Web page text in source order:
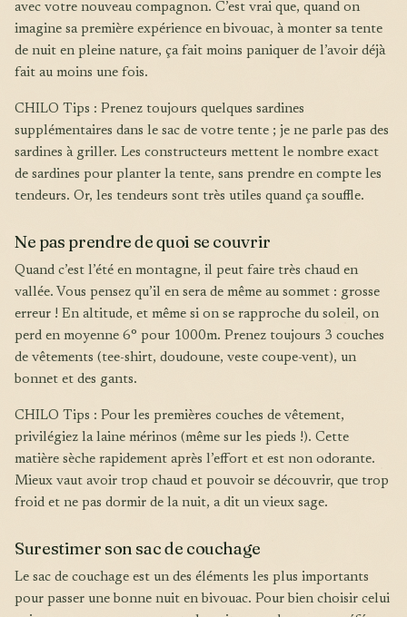
avec votre nouveau compagnon. C’est vrai que, quand on
imagine sa première expérience en bivouac, à monter sa tente
de nuit en pleine nature, ça fait moins paniquer de l’avoir déjà
fait au moins une fois.
CHILO Tips : Prenez toujours quelques sardines
supplémentaires dans le sac de votre tente ; je ne parle pas des
sardines à griller. Les constructeurs mettent le nombre exact
de sardines pour planter la tente, sans prendre en compte les
tendeurs. Or, les tendeurs sont très utiles quand ça souffle.
Ne pas prendre de quoi se couvrir
Quand c’est l’été en montagne, il peut faire très chaud en
vallée. Vous pensez qu’il en sera de même au sommet : grosse
erreur ! En altitude, et même si on se rapproche du soleil, on
perd en moyenne 6° pour 1000m. Prenez toujours 3 couches
de vêtements (tee-shirt, doudoune, veste coupe-vent), un
bonnet et des gants.
CHILO Tips : Pour les premières couches de vêtement,
privilégiez la laine mérinos (même sur les pieds !). Cette
matière sèche rapidement après l’effort et est non odorante.
Mieux vaut avoir trop chaud et pouvoir se découvrir, que trop
froid et ne pas dormir de la nuit, a dit un vieux sage.
Surestimer son sac de couchage
Le sac de couchage est un des éléments les plus importants
pour passer une bonne nuit en bivouac. Pour bien choisir celui